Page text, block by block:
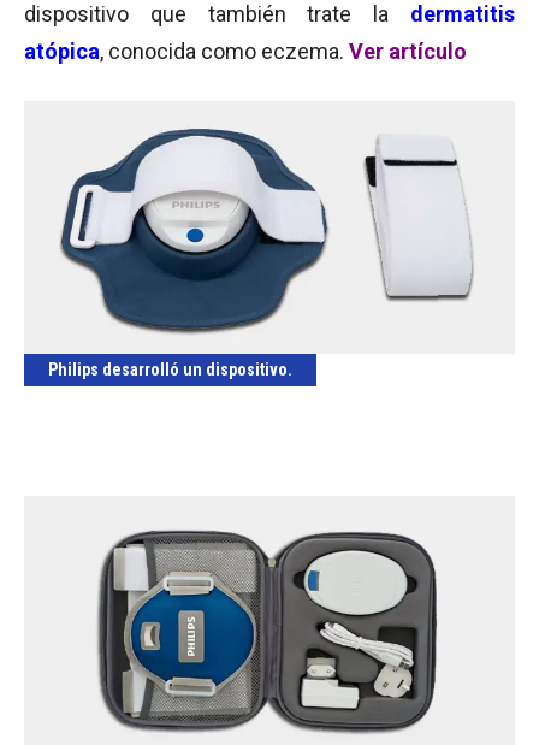
dispositivo que también trate la dermatitis
atópica, conocida como eczema. Ver artículo
Philips desarrolló un dispositivo.